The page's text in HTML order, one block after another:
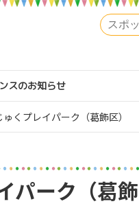
スのお知らせ
くプレイパーク（葛飾区）
パーク（葛飾